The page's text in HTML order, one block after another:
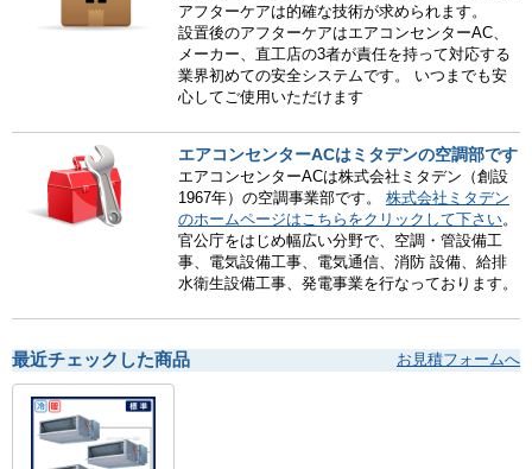
アフターケアは的確な技術が求められます。
設置後のアフターケアはエアコンセンターAC、
メーカー、直工店の3者が責任を持って対応する
業界初めての安全システムです。 いつまでも安
心してご使用いただけます
エアコンセンターACはミタデンの空調部です
エアコンセンターACは株式会社ミタデン（創設
1967年）の空調事業部です。 株式会社ミタデン
のホームページはこちらをクリックして下さい。
官公庁をはじめ幅広い分野で、空調・管設備工
事、電気設備工事、電気通信、消防 設備、給排
水衛生設備工事、発電事業を行なっております。
最近チェックした商品 お見積フォームへ